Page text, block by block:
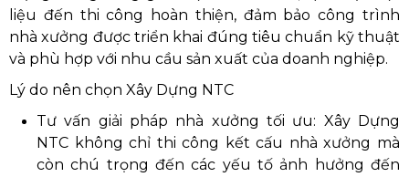
liệu đến thi công hoàn thiện, đảm bảo công trình
nhà xưởng được triển khai đúng tiêu chuẩn kỹ thuật
và phù hợp với nhu cầu sản xuất của doanh nghiệp.
Lý do nên chọn Xây Dựng NTC
Tư vấn giải pháp nhà xưởng tối ưu: Xây Dựng
NTC không chỉ thi công kết cấu nhà xưởng mà
còn chú trọng đến các yếu tố ảnh hưởng đến